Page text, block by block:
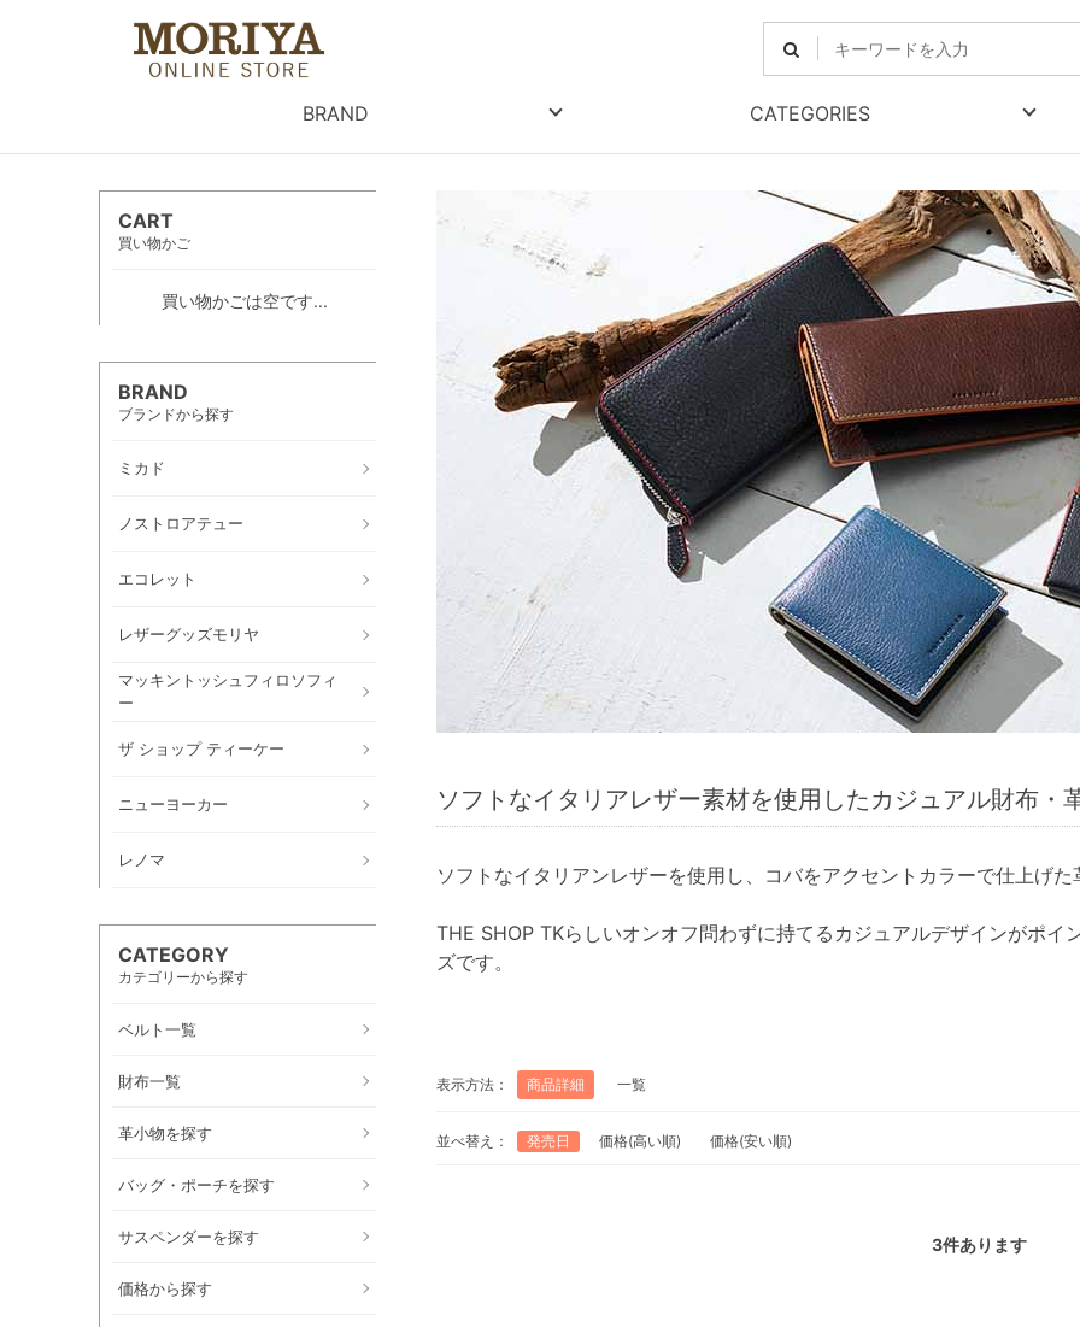
BRAND CATEGORIES
CART
買い物かご
買い物かごは空です...
BRAND
ブランドから探す
ミカド
ノストロアテュー
エコレット
レザーグッズモリヤ
マッキントッシュフィロソフィ
ー
ザ ショップ ティーケー
ニューヨーカー
レノマ
CATEGORY
カテゴリーから探す
ベルト一覧
財布一覧
革小物を探す
バッグ・ポーチを探す
サスペンダーを探す
価格から探す
ソフトなイタリアレザー素材を使用したカジュアル財布・
ソフトなイタリアンレザーを使用し、コバをアクセントカラーで仕上げた
THE SHOP TKらしいオンオフ問わずに持てるカジュアルデザインがポイ
ズです。
表示方法： 商品詳細 一覧
並べ替え： 発売日 価格(高い順) 価格(安い順)
3件あります